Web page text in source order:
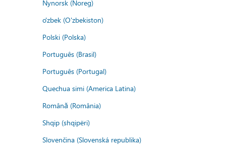
Nynorsk (Noreg)
o'zbek (O'zbekiston)
Polski (Polska)
Português (Brasil)
Português (Portugal)
Quechua simi (America Latina)
Română (România)
Shqip (shqipëri)
Slovenčina (Slovenská republika)